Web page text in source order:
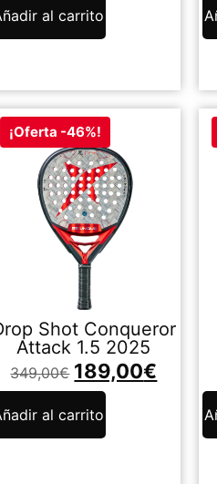
al carrito
¡Oferta -46%!
Shot Conqueror
Attack 1.5 2025
349,00€ 189,00€
al carrito